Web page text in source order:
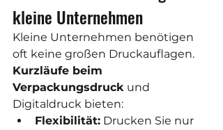
kleine Unternehmen
Kleine Unternehmen benötigen
oft keine großen Druckauflagen.
Kurzläufe beim
Verpackungsdruck und
Digitaldruck bieten:
Flexibilität: Drucken Sie nur